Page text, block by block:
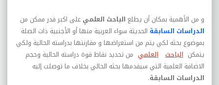
و من الأهمية بمكان أن يطلع الباحث العلمي على اكبر قدر ممكن من
الدراسات السابقة الحديثة سواء العربية منها أو الأجنبية ذات الصلة
بموضوع بحثه لكي يتم من استعراضها و مقارنتها بدراسته الحالية ولكي
يتمكن الباحث العلمي من تحديد نقاط قوة دراسته الحالية وحجم
الاضافة العلمية التي سيقدمها بحثه الحالي بخلاف ما توصلت إليه
الدراسات السابقة.